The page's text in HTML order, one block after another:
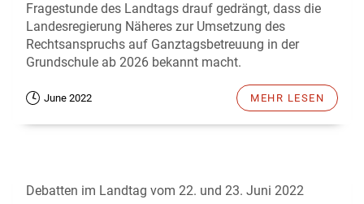
Fragestunde des Landtags drauf gedrängt, dass die
Landesregierung Näheres zur Umsetzung des
Rechtsanspruchs auf Ganztagsbetreuung in der
Grundschule ab 2026 bekannt macht.
June 2022 MEHR LESEN
Debatten im Landtag vom 22. und 23. Juni 2022